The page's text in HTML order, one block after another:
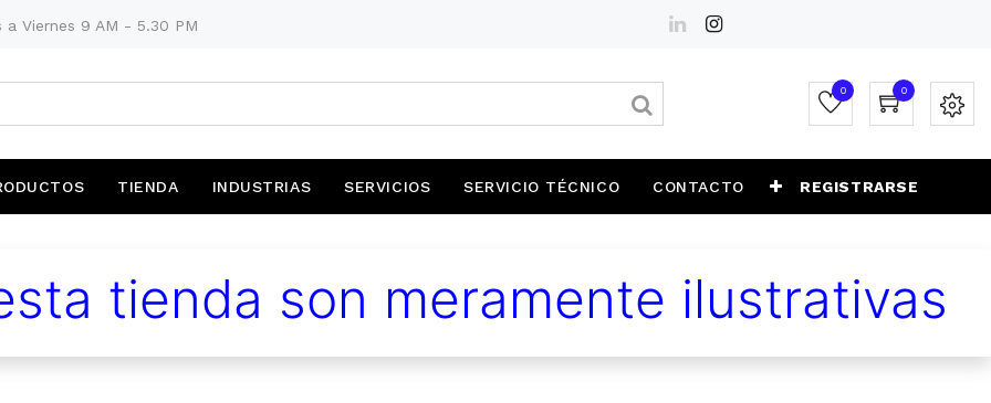
a Viernes 9 AM - 5.30 PM
0 0
TIENDA INDUSTRIAS SERVICIOS SERVICIO TÉCNICO CONTACTO REGISTRARSE
tienda son meramente ilustrativas